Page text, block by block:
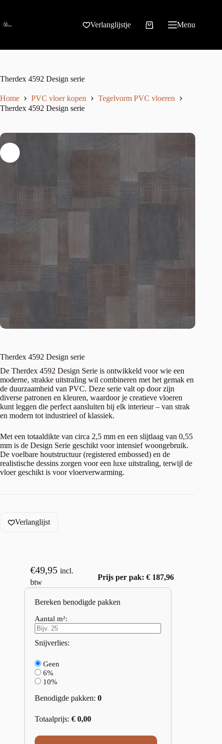
Verlanglijstje Menu
Therdex 4592 Design serie
Home PVC vloer kopen
Tegelvorm PVC vloeren
Therdex 4592 Design serie
Therdex 4592 Design serie
De Therdex 4592 Design Serie is ontwikkeld voor wie een
moderne, strakke uitstraling wil combineren met het gemak en
de duurzaamheid van PVC. Deze serie valt op door zijn
diverse patronen en kleuren, waardoor je creatieve vloeren
kunt leggen die perfect aansluiten bij elk interieur – van strak
en modern tot industrieel of klassiek.
Met een totaaldikte van circa 2,5 mm en een slijtlaag van 0,55
mm is de Design Serie geschikt voor intensief woongebruik.
De voelbare houtstructuur (registered embossed) en de
realistische dessins zorgen voor een luxe uitstraling, terwijl de
vloer geschikt is voor vloerverwarming.
Verlanglijst
€49,95 incl.
btw
Prijs per pak: € 187,96
Bereken benodigde pakken
Aantal m²:
Snijverlies:
Geen
6%
10%
Benodigde pakken: 0
Totaalprijs: € 0,00